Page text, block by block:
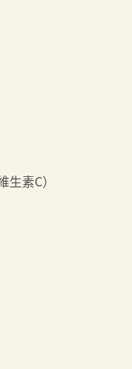
素C）